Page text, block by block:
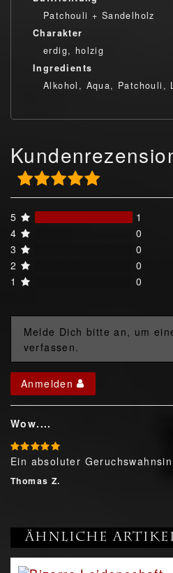
Patchouli + Sandelholz
Charakter
erdig, holzig
Ingredients
Alkohol, Aqua, Patchouli,
5
1
4
0
3
0
2
0
1
0
Melde Dich bitte an, um
verfassen.
Anmelden
Wow....
Ein absoluter
Thomas Z.
Ähnliche